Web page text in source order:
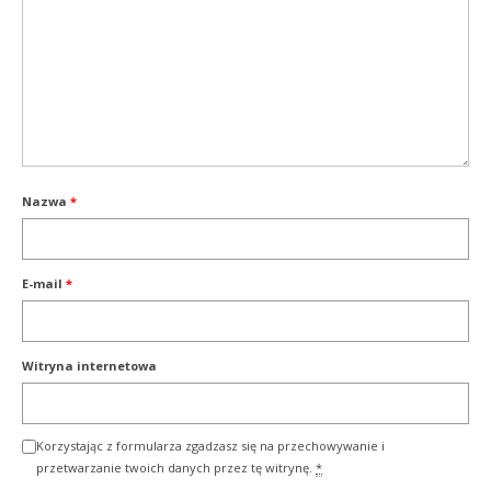
Nazwa *
E-mail *
Witryna internetowa
Korzystając z formularza zgadzasz się na przechowywanie i
przetwarzanie twoich danych przez tę witrynę. *